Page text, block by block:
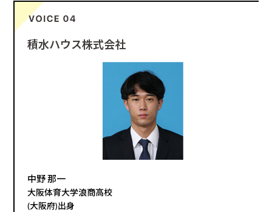
積水ハウス株式会社
中野 那一
大阪体育大学浪商高校
(大阪府)出身